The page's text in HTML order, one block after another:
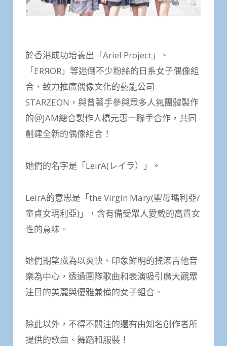
於香港成功培養出「Ariel Project」、
「ERЯOR」等迷倒不少粉絲的日系女子偶像組
合、致力推廣偶像文化的藝能公司
STARZEON，與曾著手參與眾多人氣團體製作
的＠JAM總合製作人橋元惠ー聯手合作，共同
創建全新的偶像組合！
她們的名字是「LeirA(レイラ）」。
LeirA的意思是「the Virgin Mary(聖母瑪利亞/
童貞女瑪利亞)」，含有備受眾人愛戴的高貴女
性的意味。
她們期望成為以爽快、印象鮮明的搖滾吉他音
樂為中心，透過團隊歌曲和表演吸引廣大觀眾
注目的美麗與優雅兼備的女子組合。
除此以外，不得不關注的還有由知名創作者所
提供的歌曲、舞蹈和服裝！